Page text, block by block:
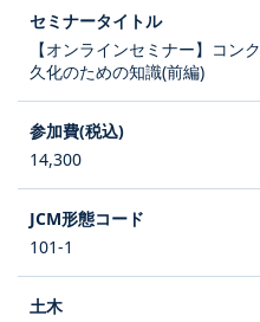
【オンラインセミナー】コン
久化のための知識(前編)
14,300
101-1